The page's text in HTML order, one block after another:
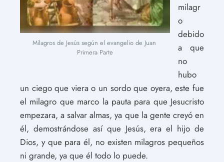
Milagros de Jesús según el evangelio de Juan
Primera Parte
milagr
o
debido
a que
no
hubo
un ciego que viera o un sordo que oyera, este fue
el milagro que marco la pauta para que Jesucristo
empezara, a salvar almas, ya que la gente creyó en
él, demostrándose así que Jesús, era el hijo de
Dios, y que para él, no existen milagros pequeños
ni grande, ya que él todo lo puede.